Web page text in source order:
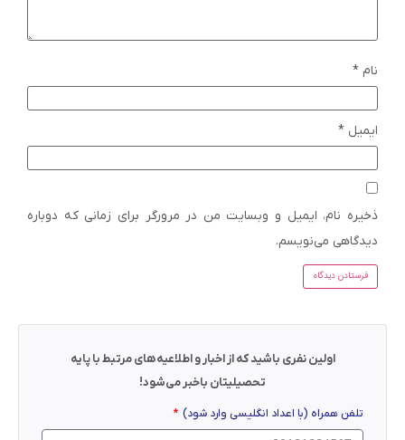
نام *
ایمیل *
ذخیره نام، ایمیل و وبسایت من در مرورگر برای زمانی که دوباره
دیدگاهی می‌نویسم.
اولین نفری باشید که از اخبار و اطلاعیه‌های مرتبط با پایه
تحصیلیتان باخبر می‌شود!
تلفن همراه (با اعداد انگلیسی وارد شود)